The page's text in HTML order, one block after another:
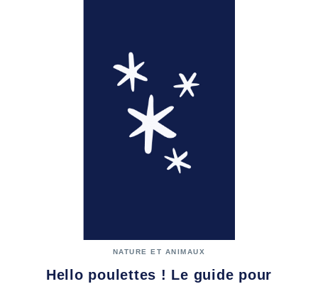
NATURE ET ANIMAUX
Hello poulettes ! Le guide pour